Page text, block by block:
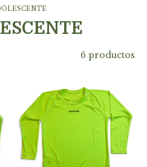
6 productos